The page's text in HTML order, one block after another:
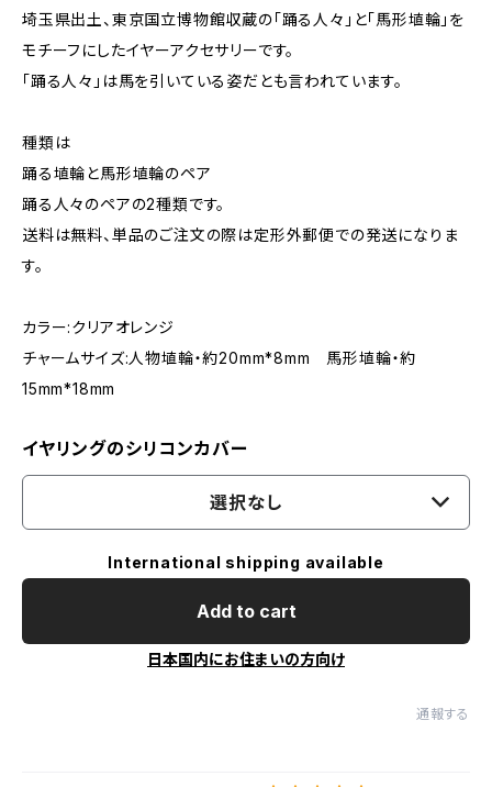
埼玉県出土、東京国立博物館収蔵の「踊る人々」と「馬形埴輪」を
モチーフにしたイヤーアクセサリーです。
「踊る人々」は馬を引いている姿だとも言われています。
種類は
踊る埴輪と馬形埴輪のペア
踊る人々のペアの2種類です。
送料は無料、単品のご注文の際は定形外郵便での発送になりま
す。
カラー:クリアオレンジ
チャームサイズ:人物埴輪・約20mm*8mm 馬形埴輪・約
15mm*18mm
イヤリングのシリコンカバー
選択なし
International shipping available
Add to cart
日本国内にお住まいの方向け
通報する